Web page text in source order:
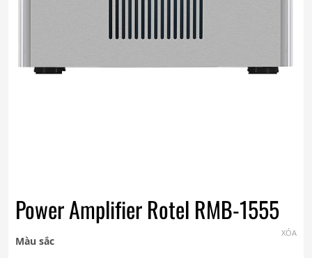
Power Amplifier Rotel RMB-1555
Màu sắc
XÓA